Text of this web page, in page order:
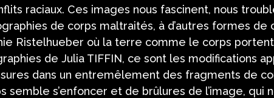
raciaux. Ces images nous fascinent, nous
de corps maltraités, à d’autres formes
Ristelhueber où la terre comme le corps
de Julia TIFFIN, ce sont les modifications
dans un entremêlement des fragments de
semble s’enfoncer et de brûlures de l’image, qui